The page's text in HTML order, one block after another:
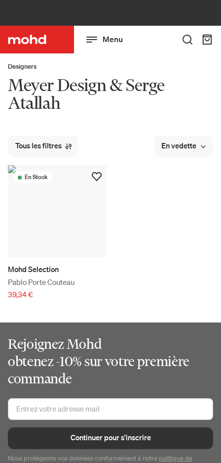
Menu
Designers
Meyer Design & Serge
Atallah
Tous les filtres En vedette
En Stock
Mohd Selection
Pablo Porte Couteau
39,34 €
Rejoignez Mohd
obtenez -10% sur votre première
commande
Continuer pour s'inscrire
Nous protégeons vos données conformément à notre politique de